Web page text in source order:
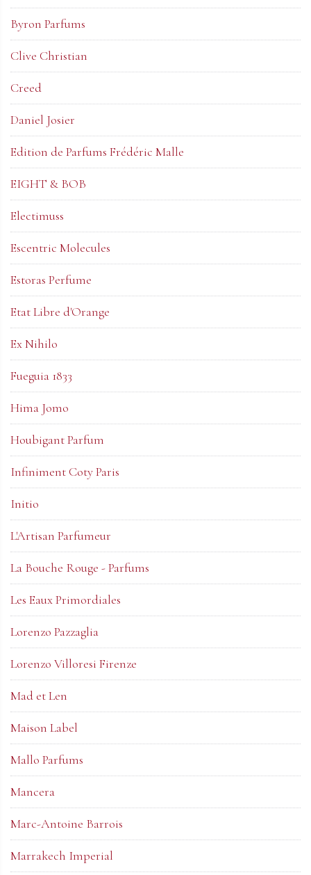
Byron Parfums
Clive Christian
Creed
Daniel Josier
Edition de Parfums Frédéric Malle
EIGHT & BOB
Electimuss
Escentric Molecules
Estoras Perfume
Etat Libre d'Orange
Ex Nihilo
Fueguia 1833
Hima Jomo
Houbigant Parfum
Infiniment Coty Paris
Initio
L'Artisan Parfumeur
La Bouche Rouge - Parfums
Les Eaux Primordiales
Lorenzo Pazzaglia
Lorenzo Villoresi Firenze
Mad et Len
Maison Label
Mallo Parfums
Mancera
Marc-Antoine Barrois
Marrakech Imperial